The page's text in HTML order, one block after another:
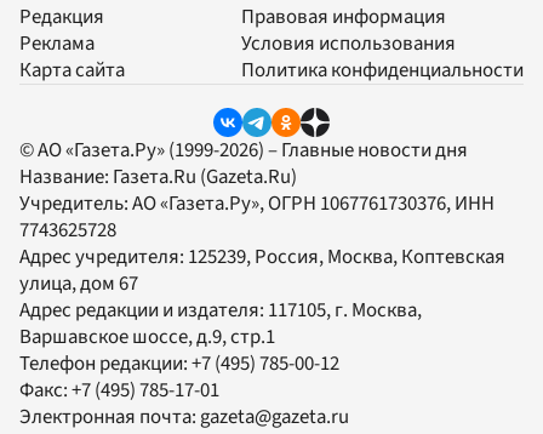
Редакция
Реклама
Карта сайта
Правовая информация
Условия использования
Политика конфиденциальности
© АО «Газета.Ру» (1999-2026) – Главные новости дня
Название: Газета.Ru (Gazeta.Ru)
Учредитель:АО «Газета.Ру», ОГРН 1067761730376, ИНН
7743625728
Адрес учредителя: 125239, Россия, Москва, Коптевская
улица, дом 67
Адрес редакции и издателя: 117105, г. Москва,
Варшавское шоссе, д.9, стр.1
Телефон редакции:+7 (495) 785-00-12
Факс:+7 (495) 785-17-01
Электронная почта:gazeta@gazeta.ru